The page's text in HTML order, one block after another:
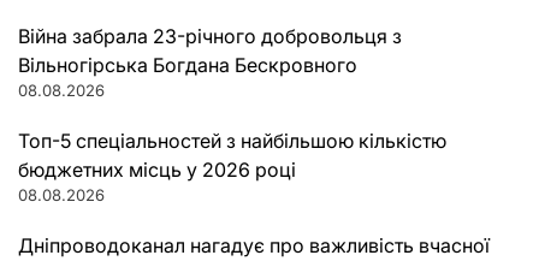
Війна забрала 23-річного добровольця з
Вільногірська Богдана Бескровного
08.08.2026
Топ-5 спеціальностей з найбільшою кількістю
бюджетних місць у 2026 році
08.08.2026
Дніпроводоканал нагадує про важливість вчасної